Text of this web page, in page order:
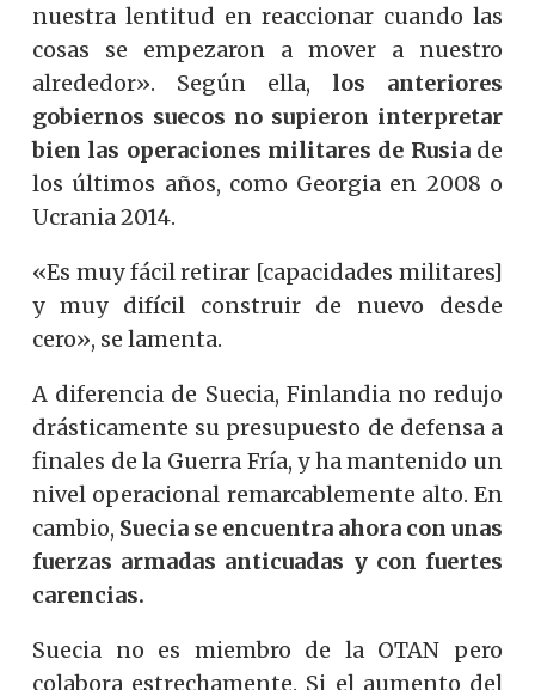
nuestra lentitud en reaccionar cuando las
cosas se empezaron a mover a nuestro
alrededor». Según ella, los anteriores
gobiernos suecos no supieron interpretar
bien las operaciones militares de Rusiade
los últimos años, como Georgia en 2008 o
Ucrania 2014.
«Es muy fácil retirar [capacidades militares]
y muy difícil construir de nuevo desde
cero», se lamenta.
A diferencia de Suecia, Finlandia no redujo
drásticamente su presupuesto de defensa a
finales de la Guerra Fría, y ha mantenido un
nivel operacional remarcablemente alto. En
cambio, Suecia se encuentra ahora con unas
fuerzas armadas anticuadas y con fuertes
carencias.
Suecia no es miembro de la OTAN pero
colabora estrechamente. Si el aumento del